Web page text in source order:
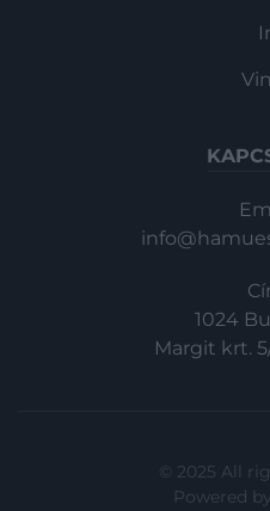
Cikkünkben
1024
Margit krt.
© 2025 All
Powered by